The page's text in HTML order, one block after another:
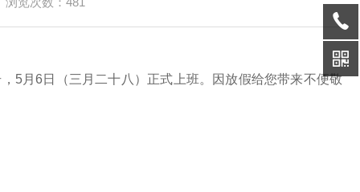
月6日（三月二十八）正式上班。因放假给您带来不便敬